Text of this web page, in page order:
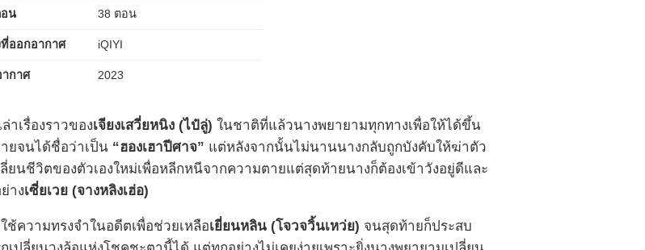
น 38 ตอน
ออกอากาศ iQIYI
กาศ 2023
าเรื่องราวของเจียงเสวี่ยหนิง (ไป๋ลู่) ในชาติที่แล้วนางพยายามทุกทางเพื่อให้ได้ขึ้น
ยจนได้ชื่อว่าเป็น “ฮองเฮาปีศาจ” แต่หลังจากนั้นไม่นานนางกลับถูกบังคับให้ฆ่าตัว
ยนชีวิตของตัวเองใหม่เพื่อหลีกหนีจากความตายแต่สุดท้ายนางก็ต้องเข้าวังอยู่ดีและ
างเซี่ยเวย (จางหลิงเฮ่อ)
ใช้ความทรงจำในอดีตเพื่อช่วยเหลือเยี่ยนหลิน (โจวจวิ้นเหว่ย) จนสุดท้ายก็ประสบ